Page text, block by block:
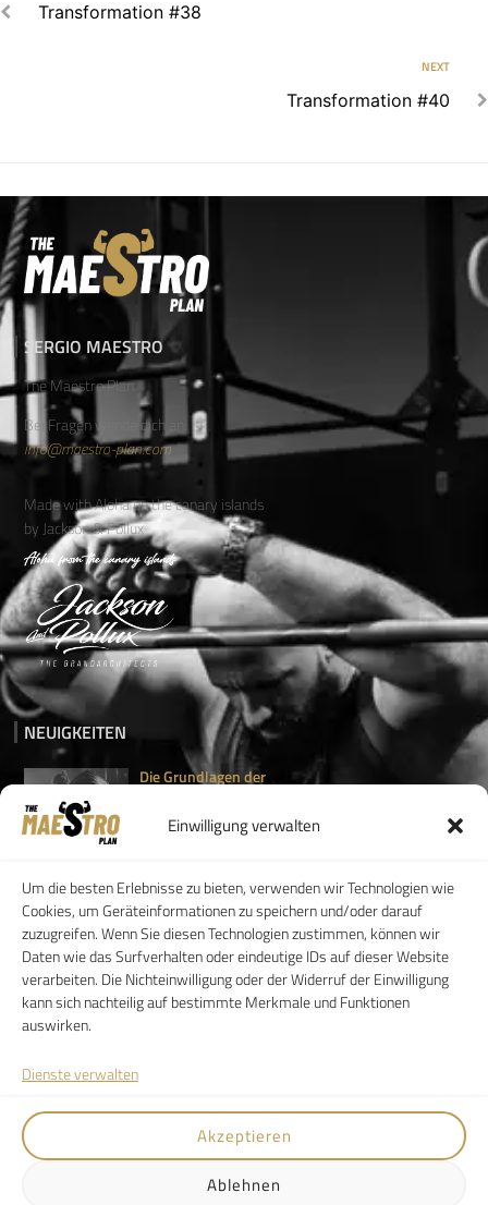
Einwilligung verwalten
Um die besten Erlebnisse zu bieten, verwenden wir Technologien wie
Cookies, um Geräteinformationen zu speichern und/oder darauf
zuzugreifen. Wenn Sie diesen Technologien zustimmen, können wir
Daten wie das Surfverhalten oder eindeutige IDs auf dieser Website
verarbeiten. Die Nichteinwilligung oder der Widerruf der Einwilligung
kann sich nachteilig auf bestimmte Merkmale und Funktionen
auswirken.
Dienste verwalten
Akzeptieren
Ablehnen
Transformation #38
NEXT
Transformation #40
SERGIO MAESTRO
The Maestro Plan
Bei Fragen wende dich an:
info@maestro-plan.com
Made with Aloha on the canary islands
by Jackson & Pollux
NEUIGKEITEN
Die Grundlagen der
EinleitungGewichtsverlust bedeutet
mehr als nur Kilos...
Muskelaufbau für Anfänger:
So...
Einleitung Bodybuilding ist nicht nur für...
FAQ
AGB